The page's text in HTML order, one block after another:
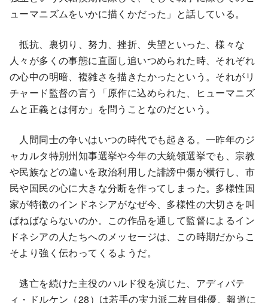
ューマニズムをいかに描くかだった」と話している。
抵抗、裏切り、努力、挫折、失望といった、様々な
人々が多くの事態に直面し追いつめられた時、それぞれ
の心中の明暗、複雑さを描きたかったという。それがリ
チャード監督の言う「原作に込められた、ヒューマニズ
ムと正義とは何か」を問うことなのだという。
人間同士の争いはいつの時代でも起きる。一昨年のジ
ャカルタ特別州知事選挙や今年の大統領選挙でも、宗教
や民族などの違いを政治利用した誹謗中傷が横行し、市
民や国民の心に大きな分断を作ってしまった。多様性国
家が特徴のインドネシアがなぜ今、多様性の大切さを叫
ばねばならないのか。この作品を通して監督によるイン
ドネシアの人たちへのメッセージは、この時期だからこ
そより強く伝わってくるようだ。
逃亡を続けた主役のハルド役を演じた、アディパテ
ィ・ドルケン（28）は若手の実力派二枚目俳優。報道に